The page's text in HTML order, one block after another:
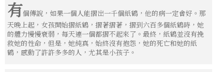
有個傳說，如果一個人能摺出一千個紙鶴，他的病一定會好。那
天晚上起，女孩開始摺紙鶴，摺著摺著，摺到六百多個紙鶴時，她
的體力慢慢衰弱，每天連一個都摺不起來了。最終，紙鶴並沒有挽
救她的性命，但是，她純真，始終沒有抱怨，她的死亡和她的紙
鶴，感動了許許多多的人，尤其是小孩子。